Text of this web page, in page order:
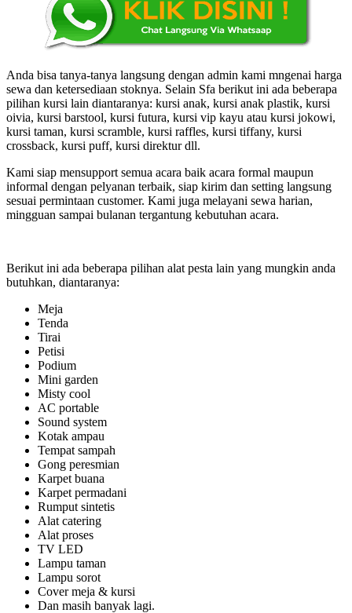
Anda bisa tanya-tanya langsung dengan admin kami mngenai harga
sewa dan ketersediaan stoknya. Selain Sfa berikut ini ada beberapa
pilihan kursi lain diantaranya: kursi anak, kursi anak plastik, kursi
oivia, kursi barstool, kursi futura, kursi vip kayu atau kursi jokowi,
kursi taman, kursi scramble, kursi raffles, kursi tiffany, kursi
crossback, kursi puff, kursi direktur dll.
Kami siap mensupport semua acara baik acara formal maupun
informal dengan pelyanan terbaik, siap kirim dan setting langsung
sesuai permintaan customer. Kami juga melayani sewa harian,
mingguan sampai bulanan tergantung kebutuhan acara.
Berikut ini ada beberapa pilihan alat pesta lain yang mungkin anda
butuhkan, diantaranya:
Meja
Tenda
Tirai
Petisi
Podium
Mini garden
Misty cool
AC portable
Sound system
Kotak ampau
Tempat sampah
Gong peresmian
Karpet buana
Karpet permadani
Rumput sintetis
Alat catering
Alat proses
TV LED
Lampu taman
Lampu sorot
Cover meja & kursi
Dan masih banyak lagi.